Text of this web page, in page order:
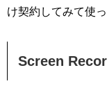
け契約してみて使
Screen